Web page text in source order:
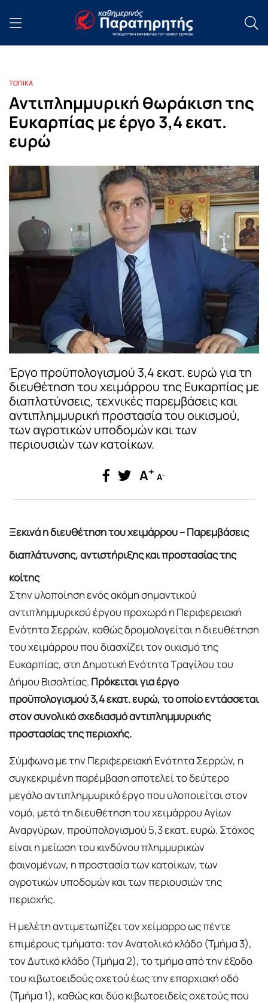
ΤΟΠΙΚΑ
Αντιπλημμυρική θωράκιση της
Ευκαρπίας με έργο 3,4 εκατ.
ευρώ
Έργο προϋπολογισμού 3,4 εκατ. ευρώ για τη
διευθέτηση του χειμάρρου της Ευκαρπίας με
διαπλατύνσεις, τεχνικές παρεμβάσεις και
αντιπλημμυρική προστασία του οικισμού,
των αγροτικών υποδομών και των
περιουσιών των κατοίκων.
A+ A-
Ξεκινά η διευθέτηση του χειμάρρου – Παρεμβάσεις
διαπλάτυνσης, αντιστήριξης και προστασίας της
κοίτης
Στην υλοποίηση ενός ακόμη σημαντικού
αντιπλημμυρικού έργου προχωρά η Περιφερειακή
Ενότητα Σερρών, καθώς δρομολογείται η διευθέτηση
του χειμάρρου που διασχίζει τον οικισμό της
Ευκαρπίας, στη Δημοτική Ενότητα Τραγίλου του
Δήμου Βισαλτίας. Πρόκειται για έργο
προϋπολογισμού 3,4 εκατ. ευρώ, το οποίο εντάσσεται
στον συνολικό σχεδιασμό αντιπλημμυρικής
προστασίας της περιοχής.
Σύμφωνα με την Περιφερειακή Ενότητα Σερρών, η
συγκεκριμένη παρέμβαση αποτελεί το δεύτερο
μεγάλο αντιπλημμυρικό έργο που υλοποιείται στον
νομό, μετά τη διευθέτηση του χειμάρρου Αγίων
Αναργύρων, προϋπολογισμού 5,3 εκατ. ευρώ. Στόχος
είναι η μείωση του κινδύνου πλημμυρικών
φαινομένων, η προστασία των κατοίκων, των
αγροτικών υποδομών και των περιουσιών της
περιοχής.
Η μελέτη αντιμετωπίζει τον χείμαρρο ως πέντε
επιμέρους τμήματα: τον Ανατολικό κλάδο (Τμήμα 3),
τον Δυτικό κλάδο (Τμήμα 2), το τμήμα από την έξοδο
του κιβωτοειδούς οχετού έως την επαρχιακή οδό
(Τμήμα 1), καθώς και δύο κιβωτοειδείς οχετούς που